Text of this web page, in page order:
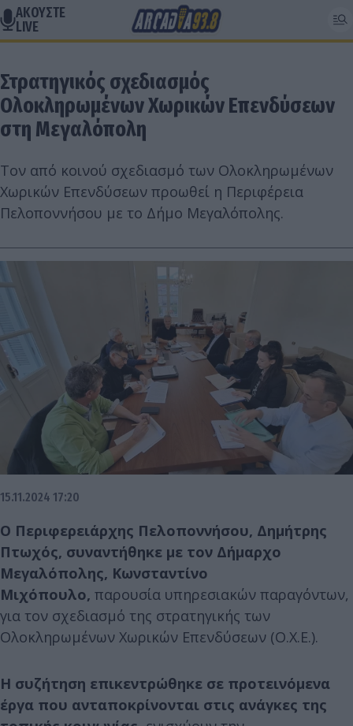
ΑΚΟΥΣΤΕ
LIVE
Στρατηγικός σχεδιασμός
Ολοκληρωμένων Χωρικών Επενδύσεων
στη Μεγαλόπολη
Τον από κοινού σχεδιασμό των Ολοκληρωμένων
Χωρικών Επενδύσεων προωθεί η Περιφέρεια
Πελοποννήσου με το Δήμο Μεγαλόπολης.
15.11.2024 17:20
Ο Περιφερειάρχης Πελοποννήσου, Δημήτρης
Πτωχός, συναντήθηκε με τον Δήμαρχο
Μεγαλόπολης, Κωνσταντίνο
Μιχόπουλο, παρουσία υπηρεσιακών παραγόντων,
για τον σχεδιασμό της στρατηγικής των
Ολοκληρωμένων Χωρικών Επενδύσεων (Ο.Χ.Ε.).
Η συζήτηση επικεντρώθηκε σε προτεινόμενα
έργα που ανταποκρίνονται στις ανάγκες της